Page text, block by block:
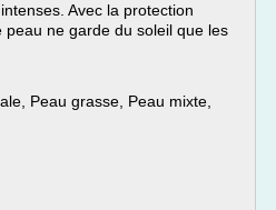
Avec la protection
ne garde du soleil que les
Peau grasse, Peau mixte,